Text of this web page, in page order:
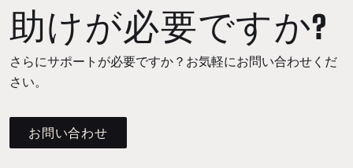
助けが必要ですか?
さらにサポートが必要ですか？お気軽にお問い合わせくだ
さい。
お問い合わせ